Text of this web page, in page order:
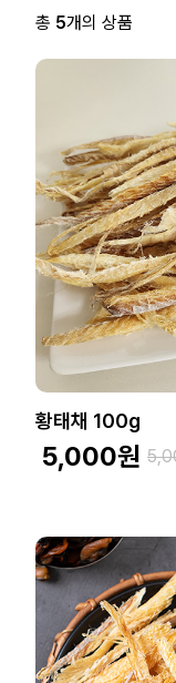
총 5개의 상품
황태채 100g
5,000원